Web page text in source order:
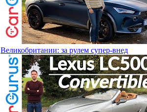
Великобритании: за рулем супер-внед